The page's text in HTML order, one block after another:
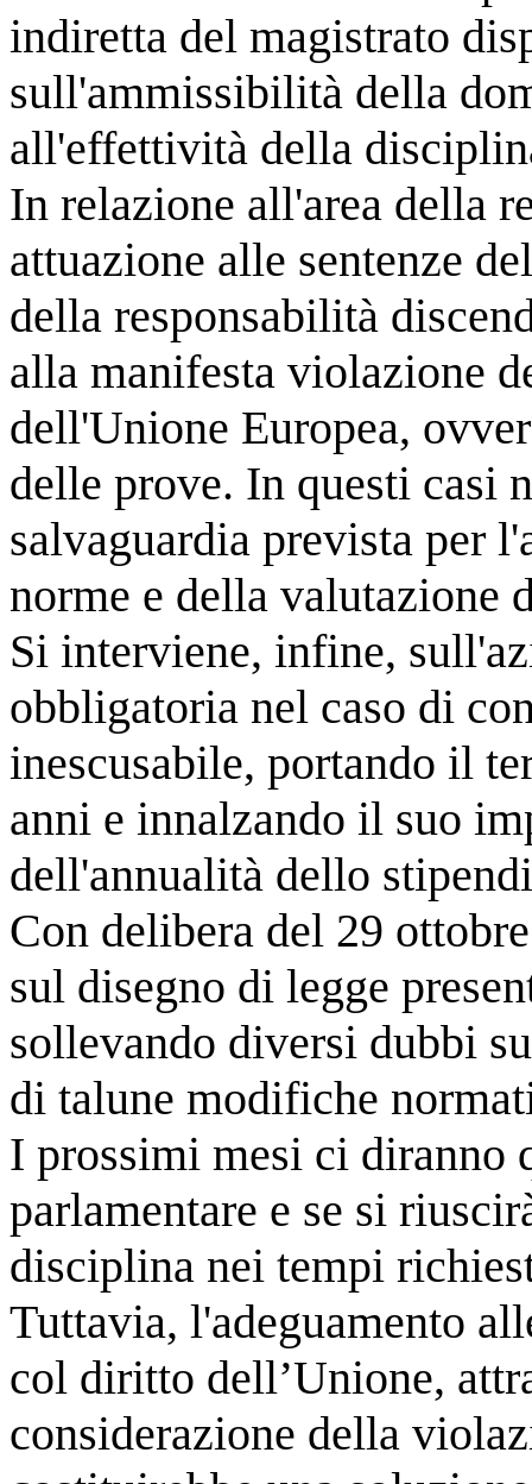
indiretta del magistrato
sull'ammissibilità della
all'effettività della
In relazione all'area della
attuazione alle sentenze
della responsabilità
alla manifesta violazione
dell'Unione Europea,
delle prove. In questi casi
salvaguardia prevista per
norme e della valutazione
Si interviene, infine,
obbligatoria nel caso di
inescusabile, portando il
anni e innalzando il suo
dell'annualità dello
Con delibera del 29
sul disegno di legge
sollevando diversi dubbi
di talune modifiche
I prossimi mesi ci diranno
parlamentare e se si
disciplina nei tempi
Tuttavia, l'adeguamento
col diritto dell’Unione,
considerazione della